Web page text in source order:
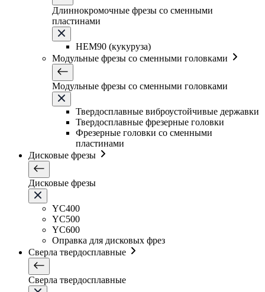
Длиннокромочные фрезы со сменными
пластинами
HEM90 (кукуруза)
Модульные фрезы со сменными головками
Модульные фрезы со сменными головками
Твердосплавные виброустойчивые державки
Твердосплавные фрезерные головки
Фрезерные головки со сменными
пластинами
Дисковые фрезы
Дисковые фрезы
YC400
YC500
YC600
Оправка для дисковых фрез
Сверла твердосплавные
Сверла твердосплавные